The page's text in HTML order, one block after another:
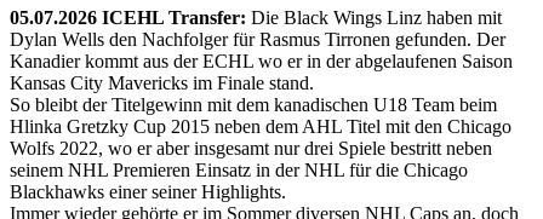
05.07.2026 ICEHL Transfer: Die Black Wings Linz haben mit
Dylan Wells den Nachfolger für Rasmus Tirronen gefunden. Der
Kanadier kommt aus der ECHL wo er in der abgelaufenen Saison
Kansas City Mavericks im Finale stand.
So bleibt der Titelgewinn mit dem kanadischen U18 Team beim
Hlinka Gretzky Cup 2015 neben dem AHL Titel mit den Chicago
Wolfs 2022, wo er aber insgesamt nur drei Spiele bestritt neben
seinem NHL Premieren Einsatz in der NHL für die Chicago
Blackhawks einer seiner Highlights.
Immer wieder gehörte er im Sommer diversen NHL Caps an, doch